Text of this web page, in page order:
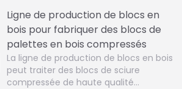
Ligne de production de blocs en
bois pour fabriquer des blocs de
palettes en bois compressés
La ligne de production de blocs en bois
peut traiter des blocs de sciure
compressée de haute qualité…